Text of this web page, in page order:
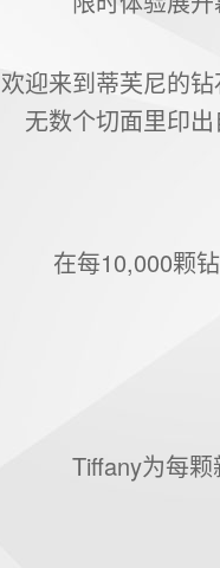
欢迎来到蒂芙尼的
无数个切面里印
在每10,000颗
Tiffany为每